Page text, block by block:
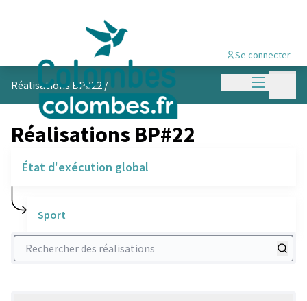
Menu
Se connecter
Réalisations BP#22/
Réalisations BP#22
État d'exécution global
Sport
Rechercher des réalisations